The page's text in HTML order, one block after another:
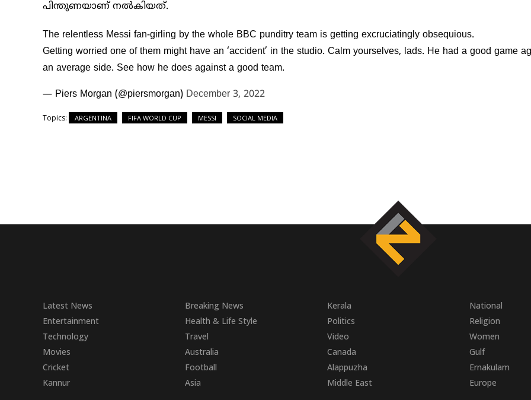
പിന്തുണയാണ് നൽകിയത്.
The relentless Messi fan-girling by the whole BBC punditry team is getting excruciatingly obsequious.
Getting worried one of them might have an ‘accident’ in the studio. Calm yourselves, lads. He had a good game
an average side. See how he does against a good team.
— Piers Morgan (@piersmorgan) December 3, 2022
Topics: ARGENTINA FIFA WORLD CUP MESSI SOCIAL MEDIA
Latest News Breaking News Kerala National
Entertainment
Health & Life Style Politics Religion
Technology
Travel Video Women
Movies
Australia Canada Gulf
Cricket
Football Alappuzha Ernakulam
Kannur
Asia Middle East Europe